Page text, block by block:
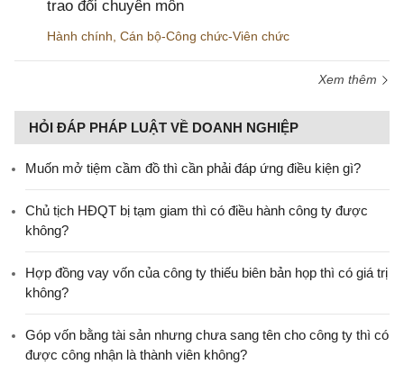
trao đổi chuyên môn
Hành chính Cán bộ-Công chức-Viên chức
Xem thêm
HỎI ĐÁP PHÁP LUẬT VỀ DOANH NGHIỆP
Muốn mở tiệm cầm đồ thì cần phải đáp ứng điều kiện gì?
Chủ tịch HĐQT bị tạm giam thì có điều hành công ty được
không?
Hợp đồng vay vốn của công ty thiếu biên bản họp thì có giá trị
không?
Góp vốn bằng tài sản nhưng chưa sang tên cho công ty thì có
được công nhận là thành viên không?